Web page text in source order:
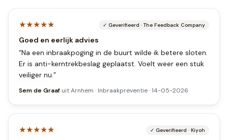
★★★★★ ✓ Geverifieerd ·The Feedback Company
Goed en eerlijk advies
“Na een inbraakpoging in de buurt wilde ik betere sloten.
Er is anti-kerntrekbeslag geplaatst. Voelt weer een stuk
veiliger nu.”
Sem de Graaf uitArnhem · Inbraakpreventie·14-05-2026
★★★★★ ✓ Geverifieerd · Kiyoh